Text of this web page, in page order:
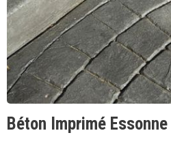
Béton Imprimé Essonne